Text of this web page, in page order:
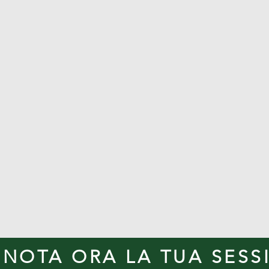
ORA LA TUA